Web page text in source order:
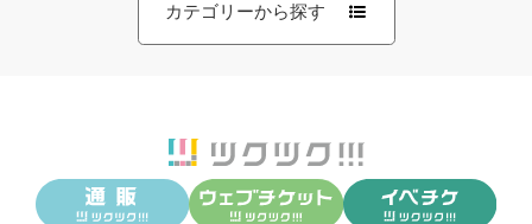
カテゴリーから探す